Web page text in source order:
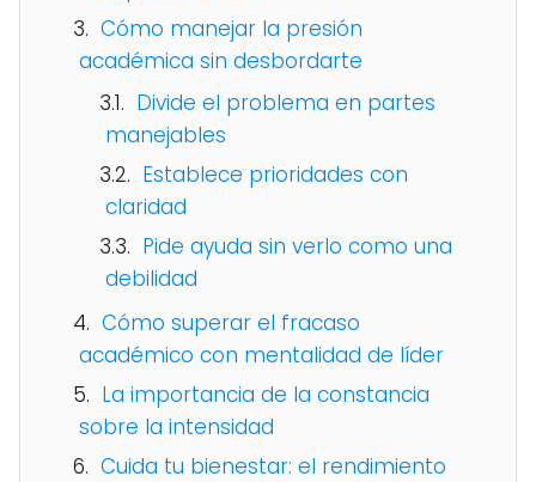
Cómo manejar la presión
académica sin desbordarte
Divide el problema en partes
manejables
Establece prioridades con
claridad
Pide ayuda sin verlo como una
debilidad
Cómo superar el fracaso
académico con mentalidad de líder
La importancia de la constancia
sobre la intensidad
Cuida tu bienestar: el rendimiento